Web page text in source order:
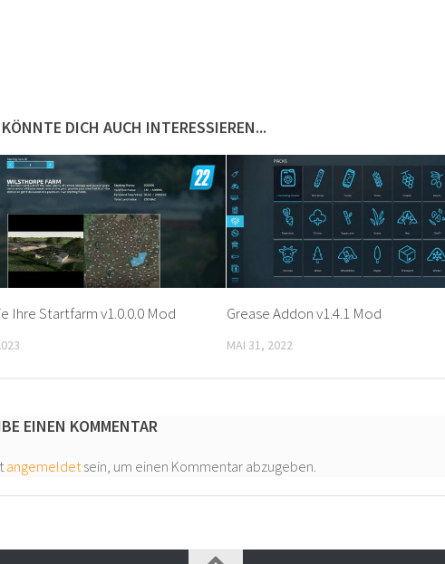
DICH AUCH INTERESSIEREN...
Ihre Startfarm v1.0.0.0 Mod Grease Addon v1.4.1 Mod
MAI 31, 2022
EINEN KOMMENTAR
angemeldetsein, um einen Kommentar abzugeben.